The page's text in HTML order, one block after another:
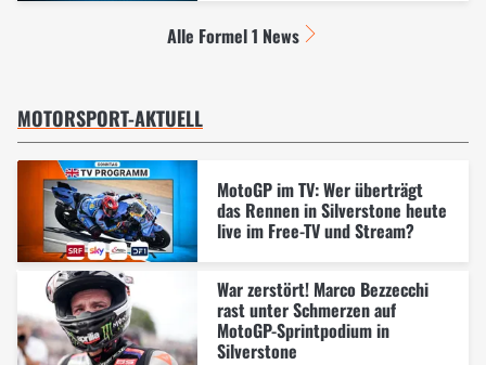
Alle Formel 1 News
MOTORSPORT-AKTUELL
MotoGP im TV: Wer überträgt
das Rennen in Silverstone heute
live im Free-TV und Stream?
War zerstört! Marco Bezzecchi
rast unter Schmerzen auf
MotoGP-Sprintpodium in
Silverstone